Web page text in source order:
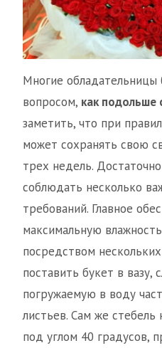
Многие обладательницы
вопросом, как подольше
заметить, что при
может сохранять свою
трех недель.
соблюдать несколько
требований. Главное
максимальную
посредством
поставить букет в вазу,
погружаемую в воду
листьев. Сам же
под углом 40 градусов,